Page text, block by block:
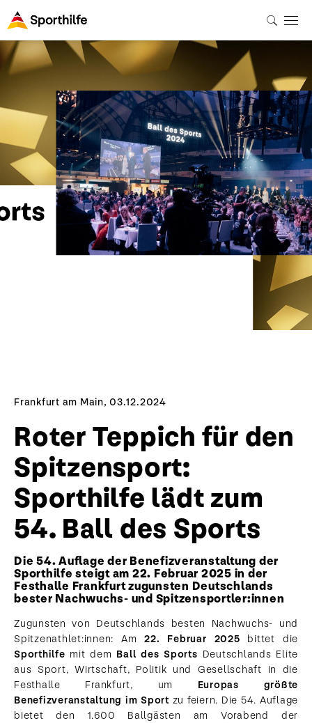
Frankfurt am Main, 03.12.2024
Roter Teppich für den
Spitzensport:
Sporthilfe lädt zum
54. Ball des Sports
Die 54. Auflage der Benefizveranstaltung der
Sporthilfe steigt am 22. Februar 2025 in der
Festhalle Frankfurt zugunsten Deutschlands
bester Nachwuchs- und Spitzensportler:innen
Zugunsten von Deutschlands besten Nachwuchs- und
Spitzenathlet:innen: Am22. Februar 2025 bittet die
Sporthilfe mit dem Ball des Sports Deutschlands Elite
aus Sport, Wirtschaft, Politik und Gesellschaft in die
Festhalle Frankfurt, um Europas größte
Benefizveranstaltung im Sport zu feiern. Die 54. Auflage
bietet den 1.600 Ballgästen am Vorabend der